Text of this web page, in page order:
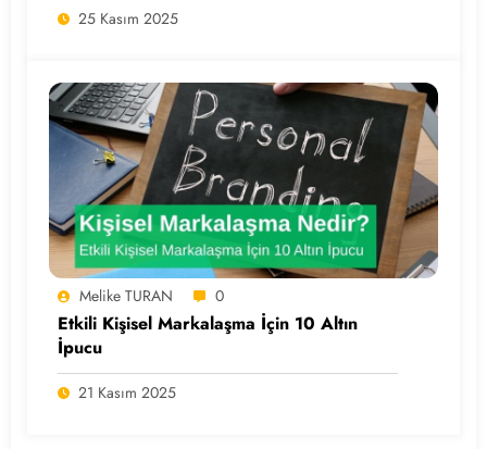
25 Kasım 2025
Melike TURAN 0
Etkili Kişisel Markalaşma İçin 10 Altın
İpucu
21 Kasım 2025